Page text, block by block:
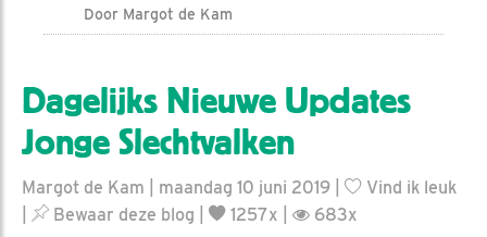
Door Margot de Kam
Dagelijks Nieuwe Updates
Jonge Slechtvalken
Margot de Kam | maandag 10 juni 2019 |
Vind ik leuk
Bewaar deze blog 1257x | 683x